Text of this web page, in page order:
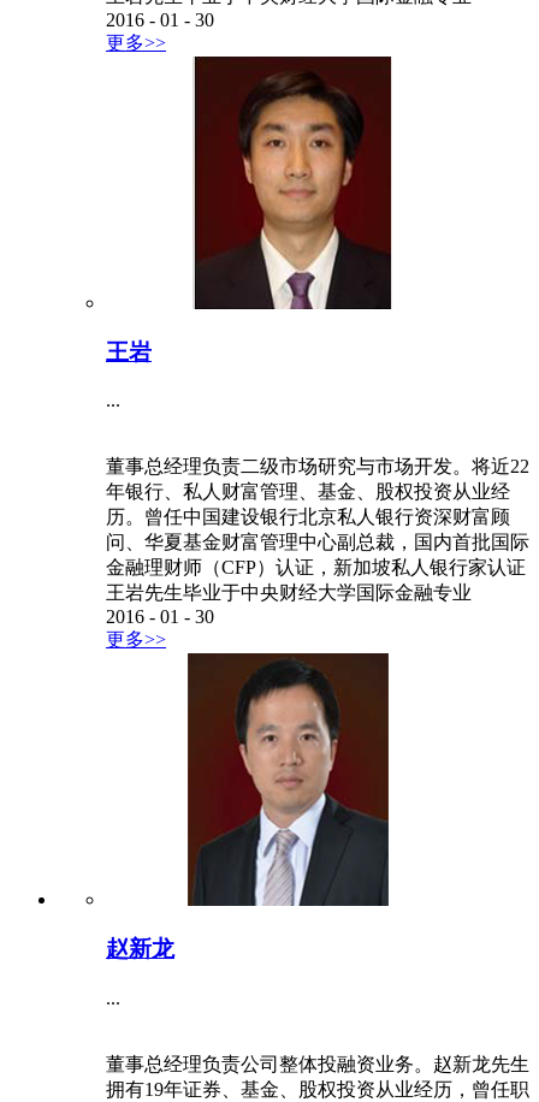
2016 - 01 - 30
更多>>
王岩
...
董事总经理负责二级市场研究与市场开发。将近22
年银行、私人财富管理、基金、股权投资从业经
历。曾任中国建设银行北京私人银行资深财富顾
问、华夏基金财富管理中心副总裁，国内首批国际
金融理财师（CFP）认证，新加坡私人银行家认证
王岩先生毕业于中央财经大学国际金融专业
2016 - 01 - 30
更多>>
赵新龙
...
董事总经理负责公司整体投融资业务。赵新龙先生
拥有19年证券、基金、股权投资从业经历，曾任职